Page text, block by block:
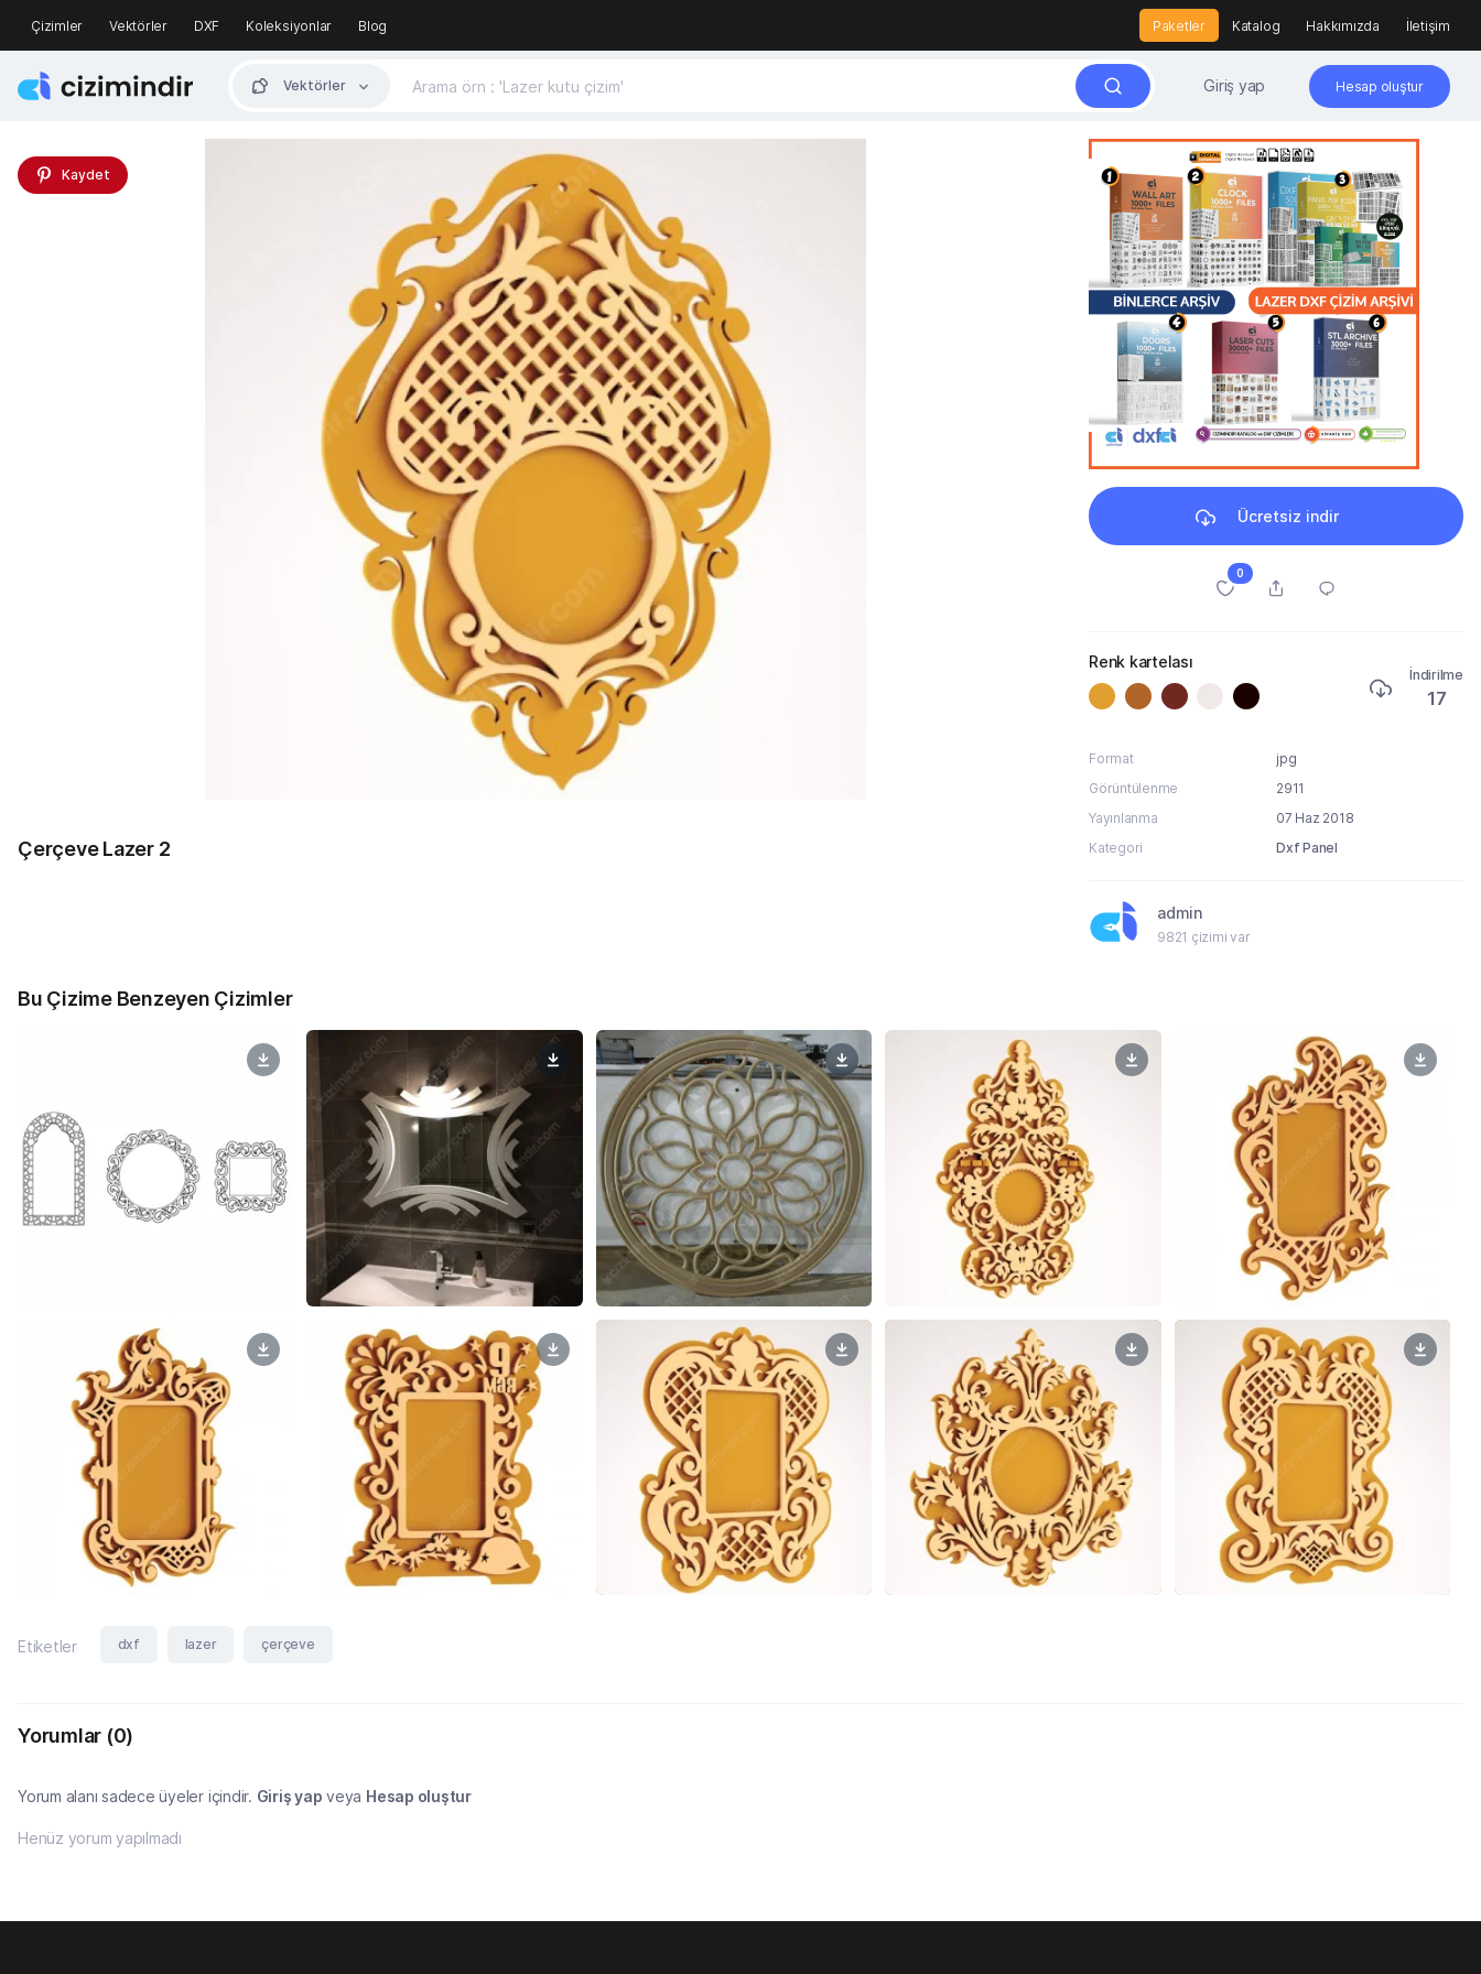
Çizimler Vektörler DXF Koleksiyonlar Blog Paketler Katalog Hakkımızda İletişim
Vektörler Giriş yap Hesap oluştur
Kaydet
Çerçeve Lazer 2
Ücretsiz indir
0
Renk kartelası
İndirilme
17
Format
jpg
Görüntülenme
2911
Yayınlanma
07 Haz 2018
Kategori
Dxf Panel
admin
9821 çizimi var
Bu Çizime Benzeyen Çizimler
Etiketler dxf lazer çerçeve
Yorumlar (0)
Yorum alanı sadece üyeler içindir. Giriş yap veya Hesap oluştur
Henüz yorum yapılmadı